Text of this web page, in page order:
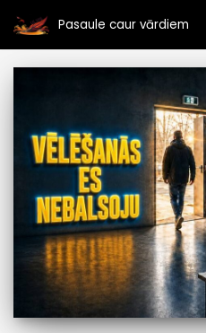
Skip
to
Pasaule caur vārdiem